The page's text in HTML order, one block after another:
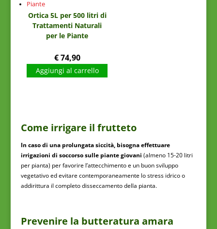
Ortica 5L per 500 litri di
Trattamenti Naturali
per le Piante
€74,90
Aggiungi al carrello
Come irrigare il frutteto
In caso di una prolungata siccità, bisogna effettuare
irrigazioni di soccorso sulle piante giovani (almeno 15-20 litri
per pianta) per favorire l’attecchimento e un buon sviluppo
vegetativo ed evitare contemporaneamente lo stress idrico o
addirittura il completo disseccamento della pianta.
Prevenire la butteratura amara